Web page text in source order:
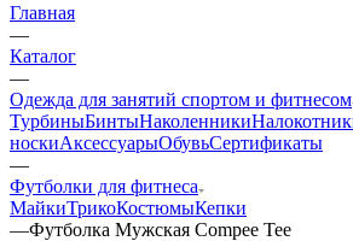
Главная
—
Каталог
—
Одежда для занятий спортом и фитнесом
ТурбиныБинтыНаколенники
носкиАксессуарыОбувьСертификаты
—
Футболки для фитнеса
МайкиТрикоКостюмыКепки
—Футболка Мужская Compee Tee